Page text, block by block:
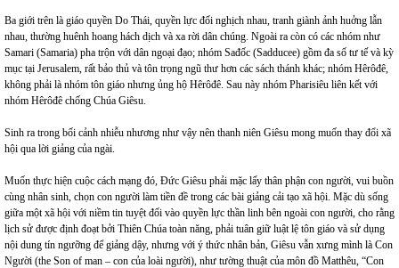
Ba giới trên là giáo quyền Do Thái, quyền lực đối nghịch nhau, tranh giành ảnh huởng lẫn
nhau, thường huênh hoang hách dịch và xa rời dân chúng. Ngoài ra còn có các nhóm như
Samari (Samaria) pha trộn với dân ngoại đạo; nhóm Sađốc (Sadducee) gồm đa số tư tế và kỳ
mục tại Jerusalem, rất bảo thủ và tôn trọng ngũ thư hơn các sách thánh khác; nhóm Hêrôđê,
không phải là nhóm tôn giáo nhưng ủng hộ Hêrôđê. Sau này nhóm Pharisiêu liên kết với
nhóm Hêrôđê chống Chúa Giêsu.
Sinh ra trong bối cảnh nhiễu nhương như vậy nên thanh niên Giêsu mong muốn thay đổi xã
hội qua lời giảng của ngài.
Muốn thực hiện cuộc cách mạng đó, Đức Giêsu phải mặc lấy thân phận con người, vui buồn
cùng nhân sinh, chọn con người làm tiền đề trong các bài giảng cải tạo xã hội. Mặc dù sống
giữa một xã hội với niềm tin tuyệt đối vào quyền lực thần linh bên ngoài con người, cho rằng
lịch sử được định đoạt bởi Thiên Chúa toàn năng, phải tuân giữ luật lệ tôn giáo và sử dụng
nội dung tín ngưỡng để giảng dậy, nhưng với ý thức nhân bản, Giêsu vẫn xưng mình là Con
Người (the Son of man – con của loài người), như tường thuật của môn đồ Matthêu, “Con